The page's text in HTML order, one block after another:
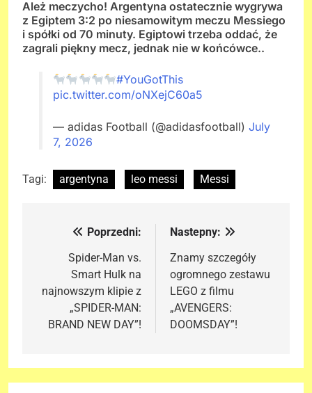
Ależ meczycho! Argentyna ostatecznie wygrywa
z Egiptem 3:2 po niesamowitym meczu Messiego
i spółki od 70 minuty. Egiptowi trzeba oddać, że
zagrali piękny mecz, jednak nie w końcówce..
#YouGotThis
pic.twitter.com/oNXejC60a5
— adidas Football (@adidasfootball) July
7, 2026
Tagi: argentyna leo messi Messi
Nawigacja
wpisu
Poprzedni:
Spider-Man vs.
Smart Hulk na
najnowszym klipie z
„SPIDER-MAN:
BRAND NEW DAY”!
Nastepny:
Znamy szczegóły
ogromnego zestawu
LEGO z filmu
„AVENGERS:
DOOMSDAY”!